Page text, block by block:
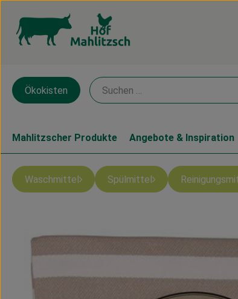
Ökokisten
Mahlitzscher Produkte Angebote & Inspiration
Waschmittel Spülmittel